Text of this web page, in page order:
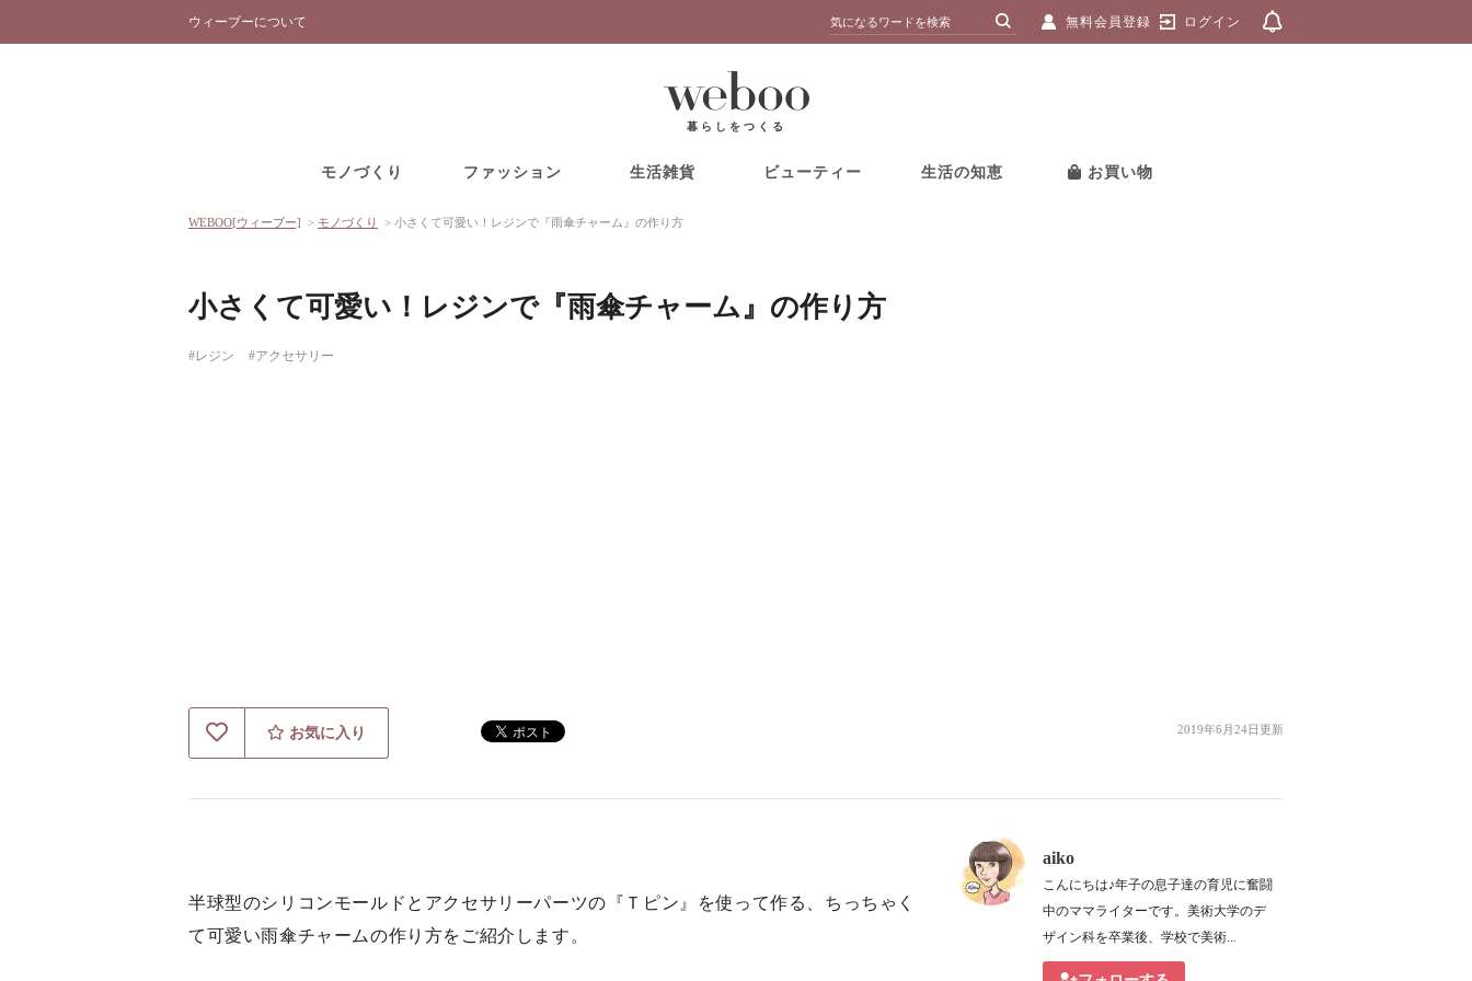
ウィーブーについて 無料会員登録 ログイン
暮らしをつくる
モノづくり ファッション 生活雑貨 ビューティー 生活の知恵 お買い物
WEBOO[ウィーブー] > モノづくり > 小さくて可愛い！レジンで『雨傘チャーム』の作り方
小さくて可愛い！レジンで『雨傘チャーム』の作り方
#レジン #アクセサリー
お気に入り 2019年6月24日更新
半球型のシリコンモールドとアクセサリーパーツの『Ｔピン』を使って作る、ちっちゃく
て可愛い雨傘チャームの作り方をご紹介します。
aiko
こんにちは♪年子の息子達の育児に奮闘
中のママライターです。美術大学のデ
ザイン科を卒業後、学校で美術...